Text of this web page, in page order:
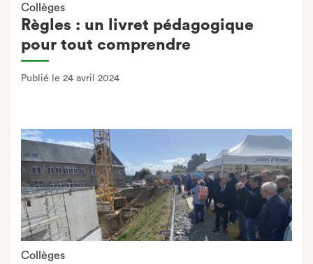
Collèges
Règles : un livret pédagogique
pour tout comprendre
Publié le 24 avril 2024
Collèges